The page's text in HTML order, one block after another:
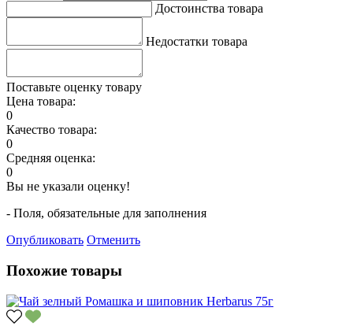
Достоинства товара
Недостатки товара
Поставьте оценку товару
Цена товара:
0
Качество товара:
0
Средняя оценка:
0
Вы не указали оценку!
- Поля, обязательные для заполнения
Опубликовать Отменить
Похожие товары